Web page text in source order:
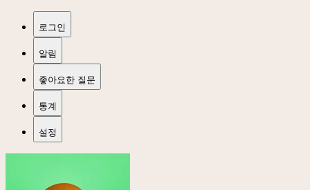
로그인
알림
좋아요한 질문
통계
설정